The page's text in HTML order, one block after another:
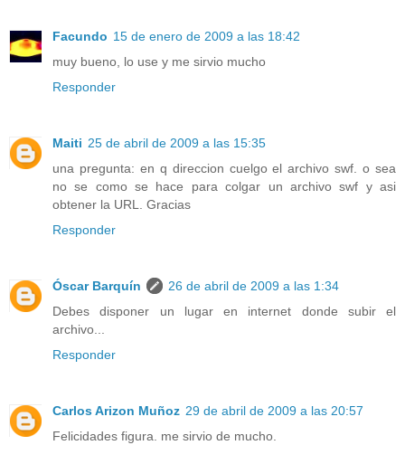
Facundo 15 de enero de 2009 a las 18:42
muy bueno, lo use y me sirvio mucho
Responder
Maiti 25 de abril de 2009 a las 15:35
una pregunta: en q direccion cuelgo el archivo swf. o sea
no se como se hace para colgar un archivo swf y asi
obtener la URL. Gracias
Responder
Óscar Barquín
26 de abril de 2009 a las 1:34
Debes disponer un lugar en internet donde subir el
archivo...
Responder
Carlos Arizon Muñoz 29 de abril de 2009 a las 20:57
Felicidades figura. me sirvio de mucho.